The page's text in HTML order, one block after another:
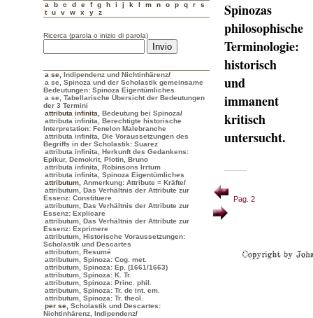
a b c d e f g h i j k l m n o p q r
s
t
u v w x y z
Ricerca (parola o inizio di parola)
a se Indipendenz und Nichtinhärenz/
a se, Spinoza und der Scholastik gemeinsame
Bedeutungen: Spinoza Eigentümliches
a se, Tabellarische Übersicht der Bedeutungen
der 3 Termini
attributa infinita
Bedeutung bei Spinoza/
attributa infinita, Berechtigte historische
Interpretation: Fenelon Malebranche
attributa infinita, Die Voraussetzungen des
Begriffs in der Scholastik: Suarez
attributa infinita, Herkunft des Gedankens:
Epikur, Demokrit, Plotin, Bruno
attributa infinita, Robinsons Irrtum
attributa infinita, Spinoza Eigentümliches
attributum Anmerkung: Attribute = Kräfte/
attributum, Das Verhältnis der Attribute zur
Essenz: Constituere
attributum, Das Verhältnis der Attribute zur
Essenz: Explicare
attributum, Das Verhältnis der Attribute zur
Essenz: Exprimere
attributum, Historische Voraussetzungen:
Scholastik und Descartes
attributum, Resumé
attributum, Spinoza: Cog. met.
attributum, Spinoza: Ep. (1661/1663)
attributum, Spinoza: K. Tr.
attributum, Spinoza: Princ. phil.
attributum, Spinoza: Tr. de int. em.
attributum, Spinoza: Tr. theol.
per se Scholastik und Descartes:
Nichtinhärenz, Indipendenz/
Spinozas
philosophische
Terminologie:
historisch
und
immanent
kritisch
untersucht.
Pag. 2